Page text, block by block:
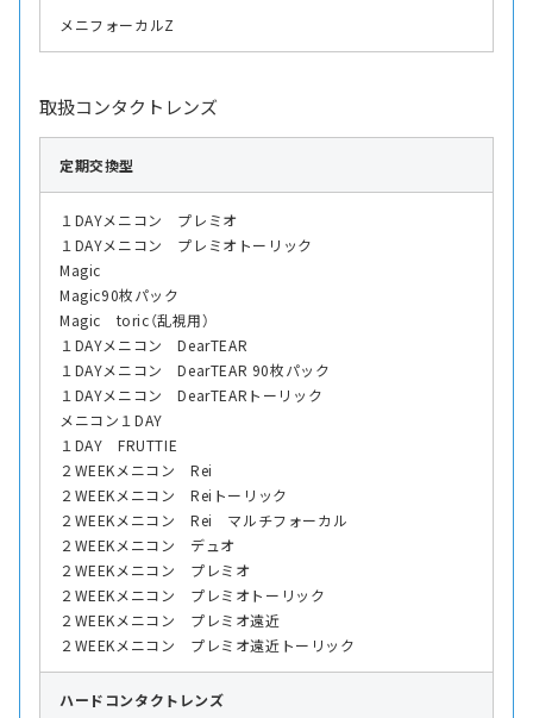
メニフォーカルZ
取扱コンタクトレンズ
定期交換型
１DAYメニコン プレミオ
１DAYメニコン プレミオトーリック
Magic
Magic90枚パック
Magic toric（乱視用）
１DAYメニコン DearTEAR
１DAYメニコン DearTEAR 90枚パック
１DAYメニコン DearTEARトーリック
メニコン１DAY
１DAY FRUTTIE
２WEEKメニコン Rei
２WEEKメニコン Reiトーリック
２WEEKメニコン Rei マルチフォーカル
２WEEKメニコン デュオ
２WEEKメニコン プレミオ
２WEEKメニコン プレミオトーリック
２WEEKメニコン プレミオ遠近
２WEEKメニコン プレミオ遠近トーリック
ハード コンタクトレンズ